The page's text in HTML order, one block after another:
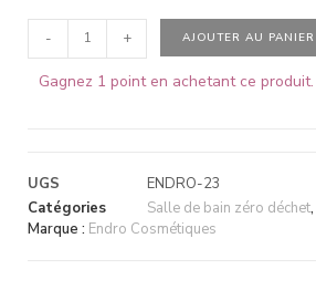
- + AJOUTER AU PANIER
Gagnez 1 point en achetant ce produit.
UGS
ENDRO-23
Catégories
Salle de bain zéro déchet,
Marque : Endro Cosmétiques